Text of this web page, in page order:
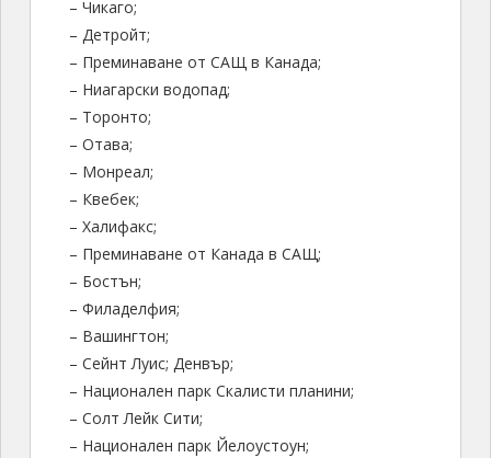
– Чикаго;
– Детройт;
– Преминаване от САЩ в Канада;
– Ниагарски водопад;
– Торонто;
– Отава;
– Монреал;
– Квебек;
– Халифакс;
– Преминаване от Канада в САЩ;
– Бостън;
– Филаделфия;
– Вашингтон;
– Сейнт Луис; Денвър;
– Национален парк Скалисти планини;
– Солт Лейк Сити;
– Национален парк Йелоустоун;